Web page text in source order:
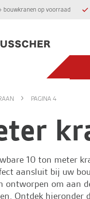
bouwkranen op voorraad
PAGINA 4
10 ton meter
aansluit bij uw
ontworpen om aan
Ontdek hieronder